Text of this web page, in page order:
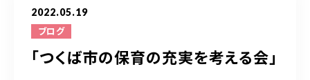
2022.05.19
ブログ
「つくば市の保育の充実を考える会」
ストレスケアブログ